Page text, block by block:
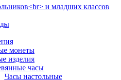
и младших классов
монеты
изделия
часы
Часы настольные